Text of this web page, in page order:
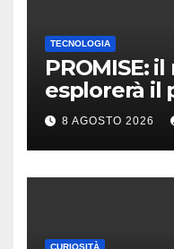
TECNOLOGIA
PROMISE:
esplorerà il
Cosa
8 AGOSTO 2026
CURIOSITÀ